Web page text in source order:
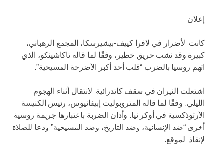
إعلان
كانت الأضرار في لافرا كييف-بيشيرسكا، المجمع الرهباني،
كبيرة وقد نشب حريق خطير، وفقًا لما قاله تاكاشينكو، الذي
اتهم روسيا بالضرب “قلب أحد أكبر الأضرحة المسيحية”.
اشتعلت النيران في سقف كاتدرائية الانتقال أثناء الهجوم
الليلي، وفقًا لما قاله المتروبوليت إبيفانيوس، رئيس الكنيسة
الأرثوذكسية في أوكرانيا. وأدان الضربة باعتبارها جريمة روسية
أخرى “ضد الإنسانية، وضد التاريخ، وضد المسيحية” ودعا للصلاة
لإنقاذ الموقع.